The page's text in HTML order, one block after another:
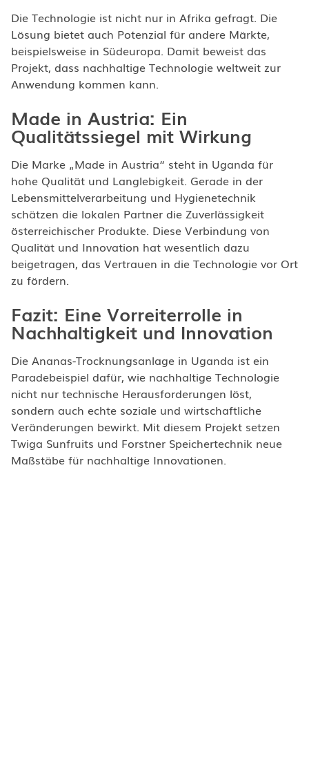
Die Technologie ist nicht nur in Afrika gefragt. Die
Lösung bietet auch Potenzial für andere Märkte,
beispielsweise in Südeuropa. Damit beweist das
Projekt, dass nachhaltige Technologie weltweit zur
Anwendung kommen kann.
Made in Austria: Ein
Qualitätssiegel mit Wirkung
Die Marke „Made in Austria“ steht in Uganda für
hohe Qualität und Langlebigkeit. Gerade in der
Lebensmittelverarbeitung und Hygienetechnik
schätzen die lokalen Partner die Zuverlässigkeit
österreichischer Produkte. Diese Verbindung von
Qualität und Innovation hat wesentlich dazu
beigetragen, das Vertrauen in die Technologie vor Ort
zu fördern.
Fazit: Eine Vorreiterrolle in
Nachhaltigkeit und Innovation
Die Ananas-Trocknungsanlage in Uganda ist ein
Paradebeispiel dafür, wie nachhaltige Technologie
nicht nur technische Herausforderungen löst,
sondern auch echte soziale und wirtschaftliche
Veränderungen bewirkt. Mit diesem Projekt setzen
Twiga Sunfruits und Forstner Speichertechnik neue
Maßstäbe für nachhaltige Innovationen.